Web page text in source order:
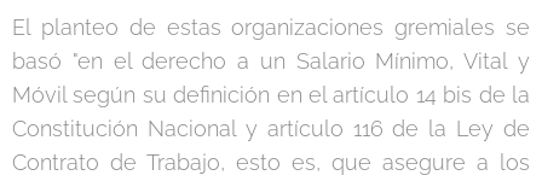
El planteo de estas organizaciones gremiales se
basó "en el derecho a un Salario Mínimo, Vital y
Móvil según su definición en el artículo 14 bis de la
Constitución Nacional y artículo 116 de la Ley de
Contrato de Trabajo, esto es, que asegure a los